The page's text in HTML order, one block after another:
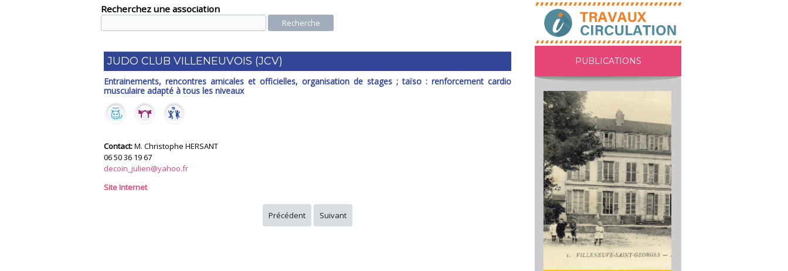
Recherchez une association
Recherche
JUDO CLUB VILLENEUVOIS (JCV)
Entrainements, rencontres amicales et officielles, organisation de stages ; taïso : renforcement cardio
musculaire adapté à tous les niveaux
Contact:M. Christophe HERSANT
06 50 36 19 67
decoin_julien@yahoo.fr
Site Internet
Précédent Suivant
PUBLICATIONS